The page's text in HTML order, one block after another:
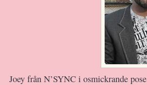
Joey från N’SYNC i osmickrande pose